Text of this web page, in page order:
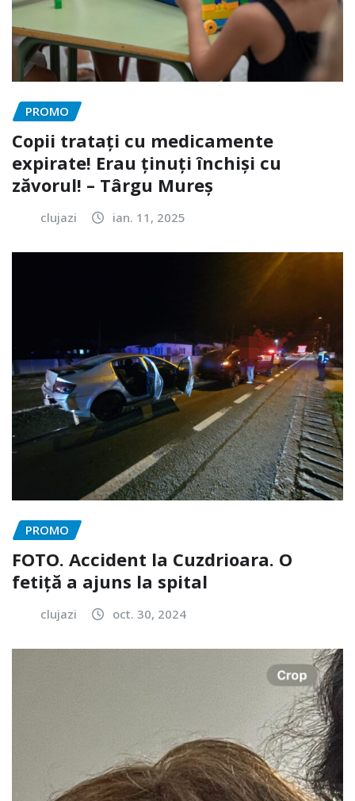
PROMO
Copii tratați cu medicamente
expirate! Erau ținuți închiși cu
zăvorul! – Târgu Mureș
clujazi ian. 11, 2025
PROMO
FOTO. Accident la Cuzdrioara. O
fetiță a ajuns la spital
clujazi oct. 30, 2024